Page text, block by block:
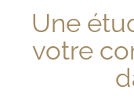
Une
votre